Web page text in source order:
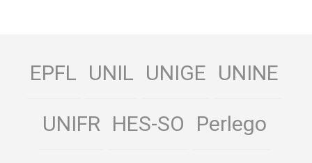
EPFL UNIL UNIGE UNINE
UNIFR HES-SO Perlego